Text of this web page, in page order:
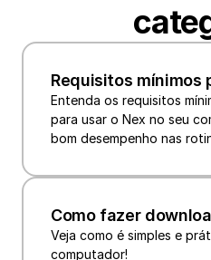
Requisitos mínimos
Entenda os requisitos
para usar o Nex no seu
bom desempenho nas
Como fazer
Veja como é simples e
computador!